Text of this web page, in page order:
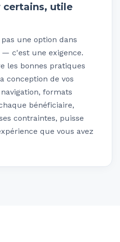
certains, utile
une option dans
c'est une exigence.
les bonnes pratiques
conception de vos
formats
bénéficiaire,
contraintes, puisse
que vous avez